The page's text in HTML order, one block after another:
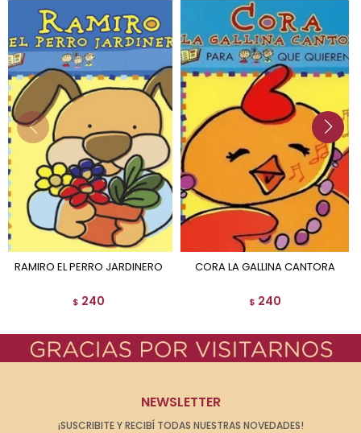
RAMIRO EL PERRO JARDINERO
$ 240
CORA LA GALLINA CANTORA
$ 240
NEWSLETTER
¡SUSCRIBITE Y RECIBÍ TODAS NUESTRAS NOVEDADES!